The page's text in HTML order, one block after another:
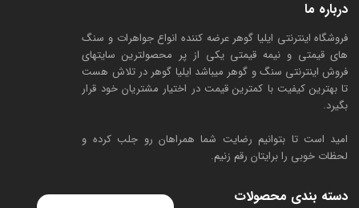
درباره ما
فروشگاه اینترنتی ایلیا گوهر عرضه کننده انواع جواهرات و سنگ
های قیمتی و نیمه قیمتی یکی از پر محصولترین سایتهای
فروش اینترنتی سنگ و گوهر میباشد ایلیا گوهر در تلاش هست
تا بهترین کیفیت با کمترین قیمت در اختیار مشتریان خود قرار
بگیرد.
امید است تا بتوانیم رضایت شما همراهان رو جلب کرده و
لحظات خوبی را برایتان رقم زنیم.
دسته بندی محصولات